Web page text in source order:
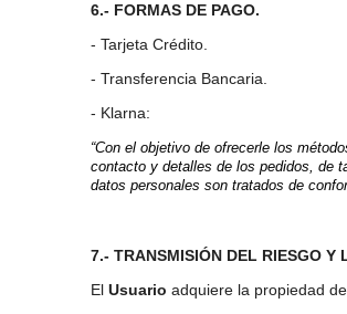
6.- FORMAS DE PAGO.
- Tarjeta Crédito.
- Transferencia Bancaria.
- Klarna:
“Con el objetivo de ofrecerle los
contacto y detalles de los pedidos, de
datos personales son tratados de
7.- TRANSMISIÓN DEL RIESGO Y
El Usuario adquiere la propiedad